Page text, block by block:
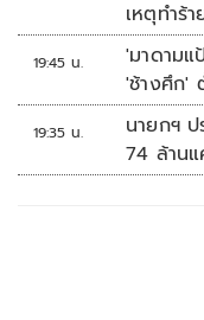
เหตุทำร้า
19:45 น.
'มาดามแ
'ช้างศึก'
19:35 น.
นายกฯ ป
74 ล้านแ